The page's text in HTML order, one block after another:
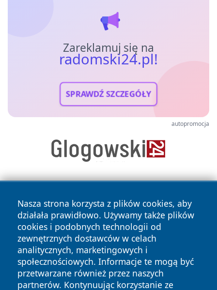
Zareklamuj się na
radomski24.pl!
SPRAWDŹ SZCZEGÓŁY
autopromocja
Nasza strona korzysta z plików cookies, aby
działała prawidłowo. Używamy także plików
cookies i podobnych technologii od
zewnętrznych dostawców w celach
analitycznych, marketingowych i
społecznościowych. Informacje te mogą być
przetwarzane również przez naszych
partnerów. Kontynuując korzystanie ze
Copyright © 2026 radomski24.pl Wszystkie prawa
zastrzeżone.
Polityka Polityka